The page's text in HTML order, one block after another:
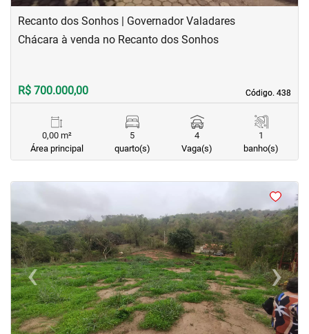
Recanto dos Sonhos | Governador Valadares
Código. 438
Código. 438
Chácara à venda no Recanto dos Sonhos
R$ 700.000,00
0,00 m²
Área principal
5
quarto(s)
4
Vaga(s)
1
banho(s)
‹Previous ›Next